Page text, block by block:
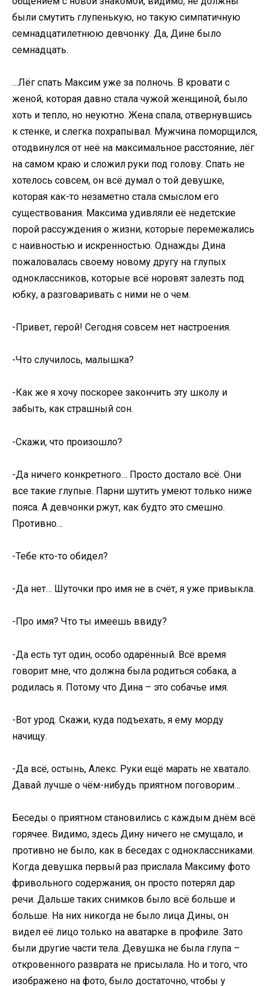
были смутить глупенькую, но такую симпатичную
семнадцатилетнюю девчонку. Да, Дине было
семнадцать.
…Лёг спать Максим уже за полночь. В кровати с
женой, которая давно стала чужой женщиной, было
хоть и тепло, но неуютно. Жена спала, отвернувшись
к стенке, и слегка похрапывал. Мужчина поморщился,
отодвинулся от неё на максимальное расстояние, лёг
на самом краю и сложил руки под голову. Спать не
хотелось совсем, он всё думал о той девушке,
которая как-то незаметно стала смыслом его
существования. Максима удивляли её недетские
порой рассуждения о жизни, которые перемежались
с наивностью и искренностью. Однажды Дина
пожаловалась своему новому другу на глупых
одноклассников, которые всё норовят залезть под
юбку, а разговаривать с ними не о чем.
-Привет, герой! Сегодня совсем нет настроения.
-Что случилось, малышка?
-Как же я хочу поскорее закончить эту школу и
забыть, как страшный сон.
-Скажи, что произошло?
-Да ничего конкретного… Просто достало всё. Они
все такие глупые. Парни шутить умеют только ниже
пояса. А девчонки ржут, как будто это смешно.
Противно…
-Тебе кто-то обидел?
-Да нет… Шуточки про имя не в счёт, я уже привыкла.
-Про имя? Что ты имеешь ввиду?
-Да есть тут один, особо одарённый. Всё время
говорит мне, что должна была родиться собака, а
родилась я. Потому что Дина – это собачье имя.
-Вот урод. Скажи, куда подъехать, я ему морду
начищу.
-Да всё, остынь, Алекс. Руки ещё марать не хватало.
Давай лучше о чём-нибудь приятном поговорим…
Беседы о приятном становились с каждым днём всё
горячее. Видимо, здесь Дину ничего не смущало, и
противно не было, как в беседах с одноклассниками.
Когда девушка первый раз прислала Максиму фото
фривольного содержания, он просто потерял дар
речи. Дальше таких снимков было всё больше и
больше. На них никогда не было лица Дины, он
видел её лицо только на аватарке в профиле. Зато
были другие части тела. Девушка не была глупа –
откровенного разврата не присылала. Но и того, что
изображено на фото, было достаточно, чтобы у